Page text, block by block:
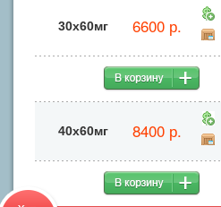
30х60мг 6600 р.
40х60мг 8400 р.